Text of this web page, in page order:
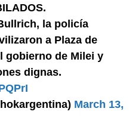
la policía
a Plaza de
gobierno de Milei y
dignas.
March 13,